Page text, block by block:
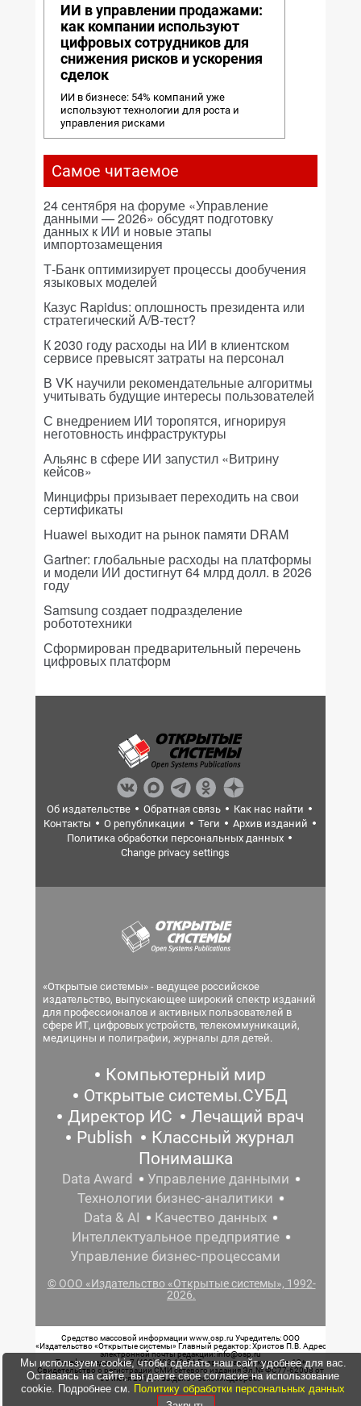
ИИ в управлении продажами:
как компании используют
цифровых сотрудников для
снижения рисков и ускорения
сделок
ИИ в бизнесе: 54% компаний уже
используют технологии для роста и
управления рисками
Самое читаемое
24 сентября на форуме «Управление
данными — 2026» обсудят подготовку
данных к ИИ и новые этапы
импортозамещения
Т-Банк оптимизирует процессы дообучения
языковых моделей
Казус Rapidus: оплошность президента или
стратегический A/B-тест?
К 2030 году расходы на ИИ в клиентском
сервисе превысят затраты на персонал
В VK научили рекомендательные алгоритмы
учитывать будущие интересы пользователей
С внедрением ИИ торопятся, игнорируя
неготовность инфраструктуры
Альянс в сфере ИИ запустил «Витрину
кейсов»
Минцифры призывает переходить на свои
сертификаты
Huawei выходит на рынок памяти DRAM
Gartner: глобальные расходы на платформы
и модели ИИ достигнут 64 млрд долл. в 2026
году
Samsung создает подразделение
робототехники
Сформирован предварительный перечень
цифровых платформ
Об издательстве Обратная связь
Как нас найти
Контакты
О републикации Теги
Архив изданий
Политика обработки персональных данных
Change privacy settings
«Открытые системы» - ведущее российское
издательство, выпускающее широкий спектр изданий
для профессионалов и активных пользователей в
сфере ИТ, цифровых устройств, телекоммуникаций,
медицины и полиграфии, журналы для детей.
Компьютерный мир
Открытые системы.СУБД
Директор ИС
Лечащий врач
Publish
Классный журнал
Понимашка
Data Award
Управление данными
Технологии бизнес-аналитики
Data & AI
Качество данных
Интеллектуальное предприятие
Управление бизнес-процессами
© ООО «Издательство «Открытые системы», 1992-
2026.
Средство массовой информации www.osp.ru Учредитель: ООО
«Издательство «Открытые системы» Главный редактор: Христов П.В. Адрес
электронной почты редакции: info@osp.ru
Телефон редакции: 7 (499) 703-18-54 Возрастная маркировка: 12+
Свидетельство о регистрации СМИ сетевого издания Эл.№ ФС77-62008 от
05 июня 2015 г. выдано Роскомнадзором.
Мы используем cookie, чтобы сделать наш сайт удобнее для вас.
Оставаясь на сайте, вы даете свое согласие на использование
cookie. Подробнее см. Политику обработки персональных данных